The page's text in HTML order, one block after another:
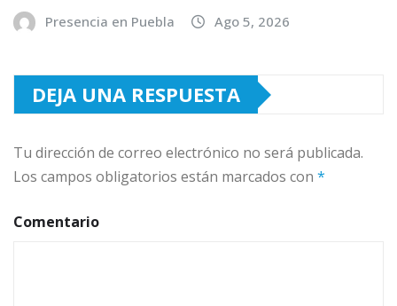
Presencia en Puebla Ago 5, 2026
DEJA UNA RESPUESTA
Tu dirección de correo electrónico no será publicada.
Los campos obligatorios están marcados con *
Comentario